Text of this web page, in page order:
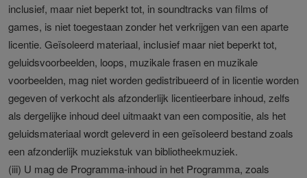
inclusief, maar niet beperkt tot, in soundtracks van films of
games, is niet toegestaan zonder het verkrijgen van een aparte
licentie. Geïsoleerd materiaal, inclusief maar niet beperkt tot,
geluidsvoorbeelden, loops, muzikale frasen en muzikale
voorbeelden, mag niet worden gedistribueerd of in licentie worden
gegeven of verkocht als afzonderlijk licentieerbare inhoud, zelfs
als dergelijke inhoud deel uitmaakt van een compositie, als het
geluidsmateriaal wordt geleverd in een geïsoleerd bestand zoals
een afzonderlijk muziekstuk van bibliotheekmuziek.
(iii) U mag de Programma-inhoud in het Programma, zoals